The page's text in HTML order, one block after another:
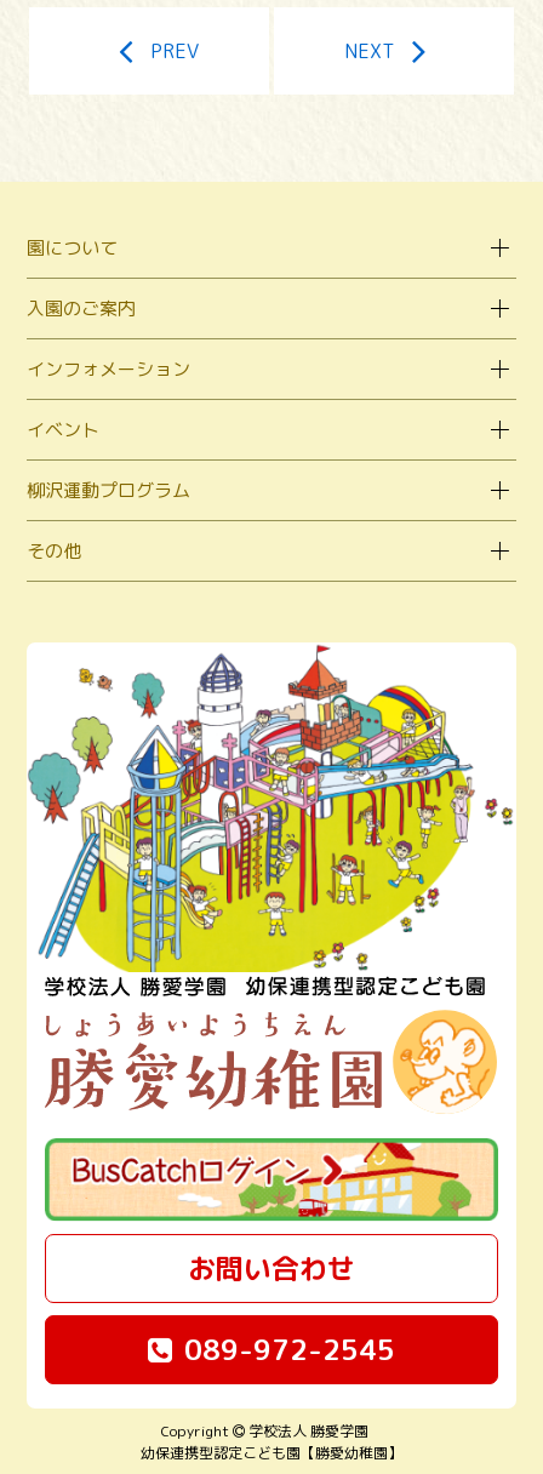
PREV NEXT
園について
入園のご案内
インフォメーション
イベント
柳沢運動プログラム
その他
お問い合わせ
089-972-2545
Copyright
学校法人 勝愛学園
幼保連携型認定こども園【勝愛幼稚園】